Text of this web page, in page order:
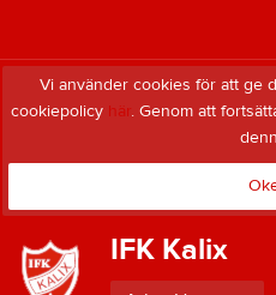
Vi använder cookies för att ge
cookiepolicy här. Genom att
IFK Kalix